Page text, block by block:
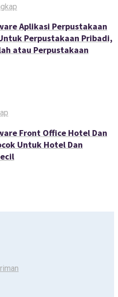
Aplikasi Perpustakaan
Perpustakaan Pribadi,
atau Perpustakaan
Front Office Hotel Dan
Untuk Hotel Dan